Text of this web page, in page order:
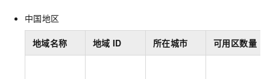
中国地区
地域名称 地域 ID 所在城市 可用区数量